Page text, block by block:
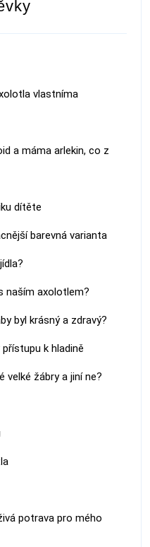
vlastníma
a máma arlekin, co z
dítěte
barevná varianta
naším axolotlem?
byl krásný a zdravý?
k hladině
velké žábry a jiní ne?
potrava pro mého